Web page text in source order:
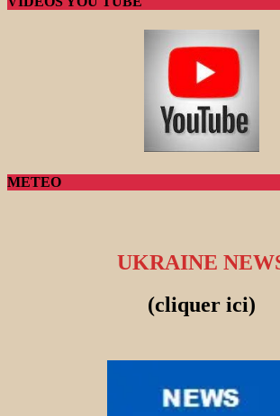
METEO
UKRAINE
(cliquer ici)